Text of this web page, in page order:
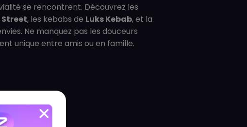
se rencontrent. Découvrez les
, les kebabs de Luks Kebab, et la
Ne manquez pas les douceurs
unique entre amis ou en famille.